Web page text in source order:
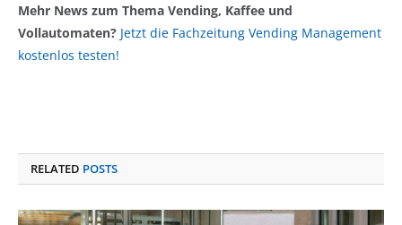
Mehr News zum Thema Vending, Kaffee und
Vollautomaten? Jetzt die Fachzeitung Vending Management
kostenlos testen!
RELATED POSTS